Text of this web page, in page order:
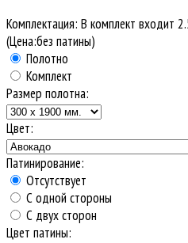
Комплектация: В комплект входит
(Цена:без патины)
Полотно
Комплект
Размер полотна:
Цвет:
Патинирование:
Отсутствует
С одной стороны
С двух сторон
Цвет патины: